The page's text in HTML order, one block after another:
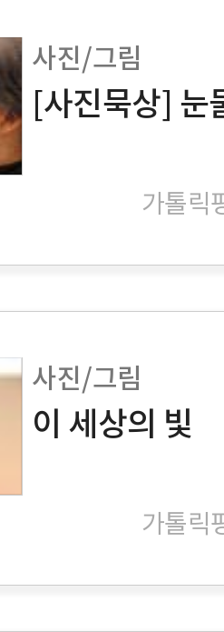
사진/그림
[사진묵상] 눈
가톨릭
사진/그림
이 세상의 빛
가톨릭